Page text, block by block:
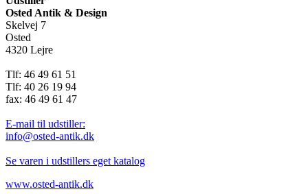
Osted Antik & Design
Skelvej 7
Osted
4320 Lejre
Tlf: 46 49 61 51
Tlf: 40 26 19 94
fax: 46 49 61 47
E-mail til udstiller:
info@osted-antik.dk
Se varen i udstillers eget katalog
www.osted-antik.dk